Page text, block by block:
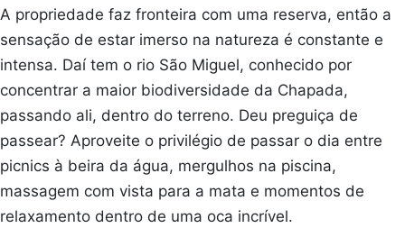
A propriedade faz fronteira com uma reserva, então a
sensação de estar imerso na natureza é constante e
intensa. Daí tem o rio São Miguel, conhecido por
concentrar a maior biodiversidade da Chapada,
passando ali, dentro do terreno. Deu preguiça de
passear? Aproveite o privilégio de passar o dia entre
picnics à beira da água, mergulhos na piscina,
massagem com vista para a mata e momentos de
relaxamento dentro de uma oca incrível.